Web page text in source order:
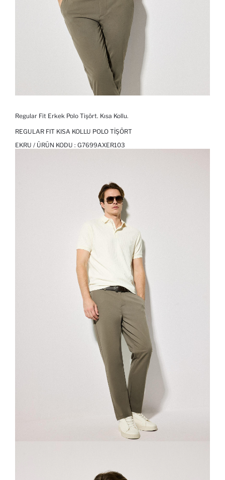
Regular Fit Erkek Polo Tişört. Kısa Kollu.
REGULAR FIT KISA KOLLU POLO TIŞÖRT
EKRU / ÜRÜN KODU : G7699AXER103